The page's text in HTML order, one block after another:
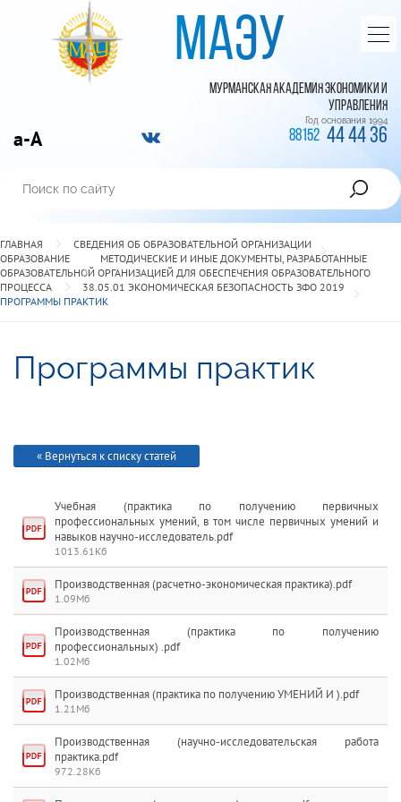
МАЭУ
МУРМАНСКАЯ АКАДЕМИЯ ЭКОНОМИКИ И
УПРАВЛЕНИЯ
Год основания 1994
a-A 88152 44 44 36
ГЛАВНАЯ
СВЕДЕНИЯ ОБ ОБРАЗОВАТЕЛЬНОЙ ОРГАНИЗАЦИИ
ОБРАЗОВАНИЕ
МЕТОДИЧЕСКИЕ И ИНЫЕ ДОКУМЕНТЫ, РАЗРАБОТАННЫЕ
ОБРАЗОВАТЕЛЬНОЙ ОРГАНИЗАЦИЕЙ ДЛЯ ОБЕСПЕЧЕНИЯ ОБРАЗОВАТЕЛЬНОГО
ПРОЦЕССА
38.05.01 ЭКОНОМИЧЕСКАЯ БЕЗОПАСНОСТЬ ЗФО 2019
ПРОГРАММЫ ПРАКТИК
Программы практик
« Вернуться к списку статей
Учебная (практика по получению первичных
профессиональных умений, в том числе первичных умений и
навыков научно-исследователь.pdf
1013.61Кб
Производственная (расчетно-экономическая практика).pdf
1.09Мб
Производственная (практика по получению
профессиональных) .pdf
1.02Мб
Производственная (практика по получению УМЕНИЙ И ).pdf
1.21Мб
Производственная (научно-исследовательская работа
практика.pdf
972.28Кб